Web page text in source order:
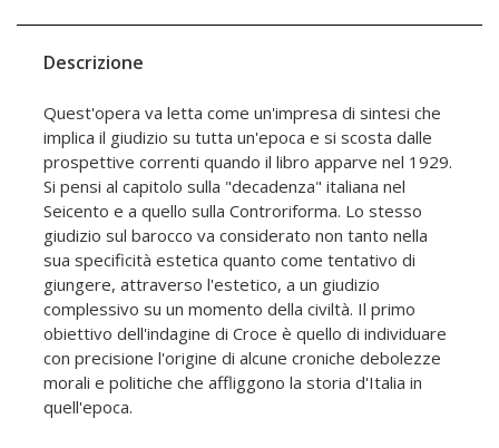
Descrizione
Quest'opera va letta come un'impresa di sintesi che
implica il giudizio su tutta un'epoca e si scosta dalle
prospettive correnti quando il libro apparve nel 1929.
Si pensi al capitolo sulla "decadenza" italiana nel
Seicento e a quello sulla Controriforma. Lo stesso
giudizio sul barocco va considerato non tanto nella
sua specificità estetica quanto come tentativo di
giungere, attraverso l'estetico, a un giudizio
complessivo su un momento della civiltà. Il primo
obiettivo dell'indagine di Croce è quello di individuare
con precisione l'origine di alcune croniche debolezze
morali e politiche che affliggono la storia d'Italia in
quell'epoca.